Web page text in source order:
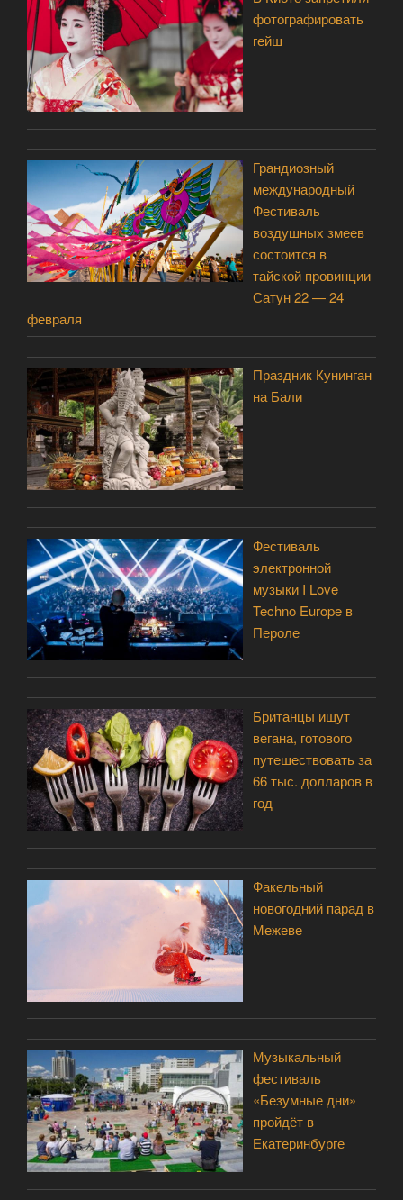
фотографировать
гейш
Грандиозный
международный
Фестиваль
воздушных змеев
состоится в
тайской провинции
Сатун 22 — 24
февраля
Праздник Кунинган
на Бали
Фестиваль
электронной
музыки I Love
Techno Europe в
Пероле
Британцы ищут
вегана, готового
путешествовать за
66 тыс. долларов в
год
Факельный
новогодний парад в
Межеве
Музыкальный
фестиваль
«Безумные дни»
пройдёт в
Екатеринбурге